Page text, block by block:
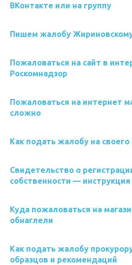
ВКонтакте или на группу
Пишем жалобу
Пожаловаться на сайт в
Роскомнадзор
Пожаловаться на интернет
сложно
Как подать жалобу на
Свидетельство о
собственности —
Куда пожаловаться на
обнаглели
Как подать жалобу
образцов и рекомендаций